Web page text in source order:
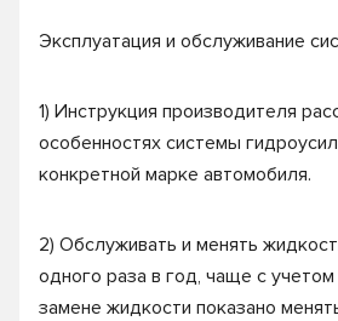
Эксплуатация и обслуживание
1) Инструкция производителя
особенностях системы
конкретной марке автомобиля.
2) Обслуживать и менять
одного раза в год, чаще с
замене жидкости показано